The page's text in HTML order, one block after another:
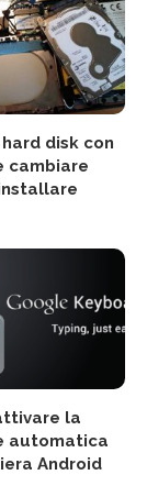
disk con
cambiare
la
automatica
Android